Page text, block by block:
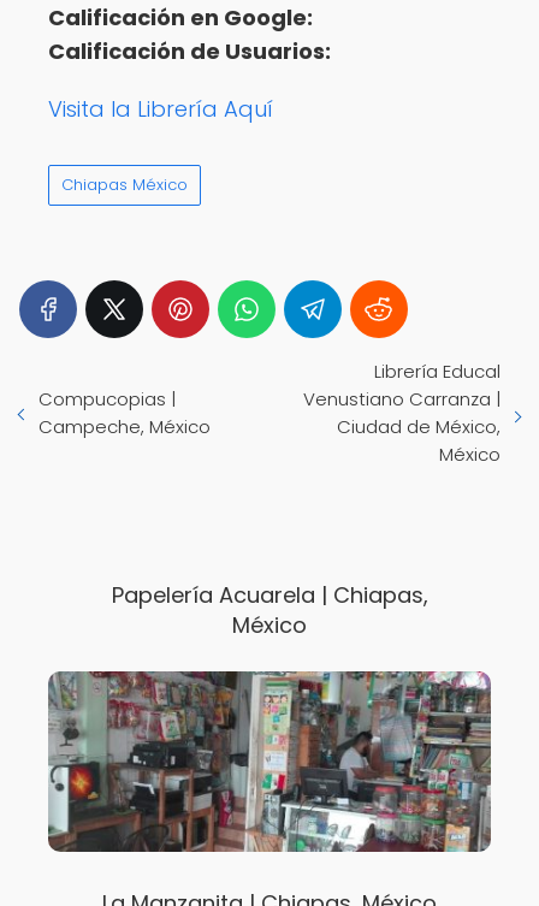
Calificación en Google:
Calificación de Usuarios:
Visita la Librería Aquí
Chiapas México
Compucopias |
Campeche, México
Librería Educal
Venustiano Carranza |
Ciudad de México,
México
Papelería Acuarela | Chiapas,
México